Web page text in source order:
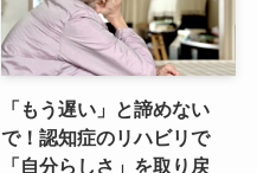
「もう遅い」と諦めない
で！認知症のリハビリで
「自分らしさ」を取り戻